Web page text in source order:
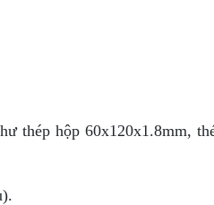
thép hộp 60x120x1.8mm,